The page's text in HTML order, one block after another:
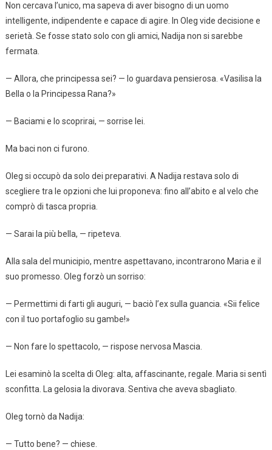
Non cercava l’unico, ma sapeva di aver bisogno di un uomo
intelligente, indipendente e capace di agire. In Oleg vide decisione e
serietà. Se fosse stato solo con gli amici, Nadija non si sarebbe
fermata.
— Allora, che principessa sei? — lo guardava pensierosa. «Vasilisa la
Bella o la Principessa Rana?»
— Baciami e lo scoprirai, — sorrise lei.
Ma baci non ci furono.
Oleg si occupò da solo dei preparativi. A Nadija restava solo di
scegliere tra le opzioni che lui proponeva: fino all’abito e al velo che
comprò di tasca propria.
— Sarai la più bella, — ripeteva.
Alla sala del municipio, mentre aspettavano, incontrarono Maria e il
suo promesso. Oleg forzò un sorriso:
— Permettimi di farti gli auguri, — baciò l’ex sulla guancia. «Sii felice
con il tuo portafoglio su gambe!»
— Non fare lo spettacolo, — rispose nervosa Mascia.
Lei esaminò la scelta di Oleg: alta, affascinante, regale. Maria si sentì
sconfitta. La gelosia la divorava. Sentiva che aveva sbagliato.
Oleg tornò da Nadija:
— Tutto bene? — chiese.